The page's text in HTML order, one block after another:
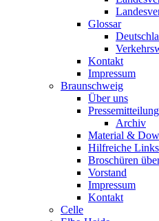
Glossar
Kontakt
Impressum
Braunschweig
Über uns
Archiv
Material &
Hilfreiche Links
Broschüren
Vorstand
Impressum
Kontakt
Celle